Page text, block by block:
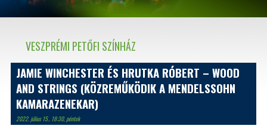
VESZPRÉMI PETŐFI SZÍNHÁZ
JAMIE WINCHESTER ÉS HRUTKA RÓBERT – WOOD
AND STRINGS (KÖZREMŰKÖDIK A MENDELSSOHN
KAMARAZENEKAR)
2022. július 15.. 18:30, péntek